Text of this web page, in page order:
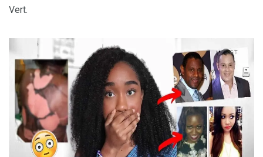
Vert.